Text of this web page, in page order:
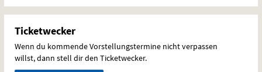
Ticketwecker
Wenn du kommende Vorstellungstermine nicht verpassen
willst, dann stell dir den Ticketwecker.